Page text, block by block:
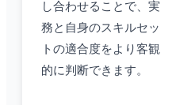
し合わせることで、実
務と自身のスキルセッ
トの適合度をより客観
的に判断できます。